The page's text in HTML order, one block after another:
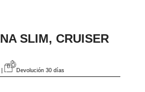
SLIM, CRUISER
Devolución 30 días